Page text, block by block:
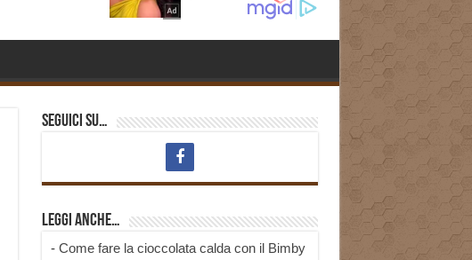
Seguici su…
Leggi anche…
- Come fare la cioccolata calda con il Bimby